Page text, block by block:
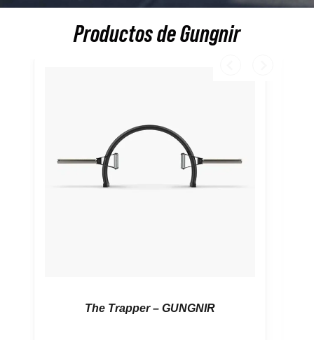
Productos de Gungnir
The Trapper – GUNGNIR